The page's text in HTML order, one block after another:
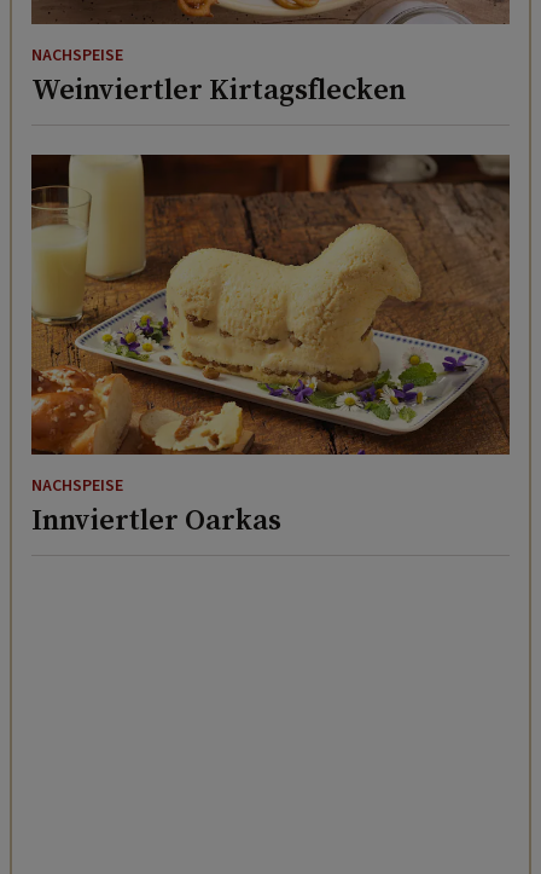
NACHSPEISE
Weinviertler Kirtagsflecken
NACHSPEISE
Innviertler Oarkas